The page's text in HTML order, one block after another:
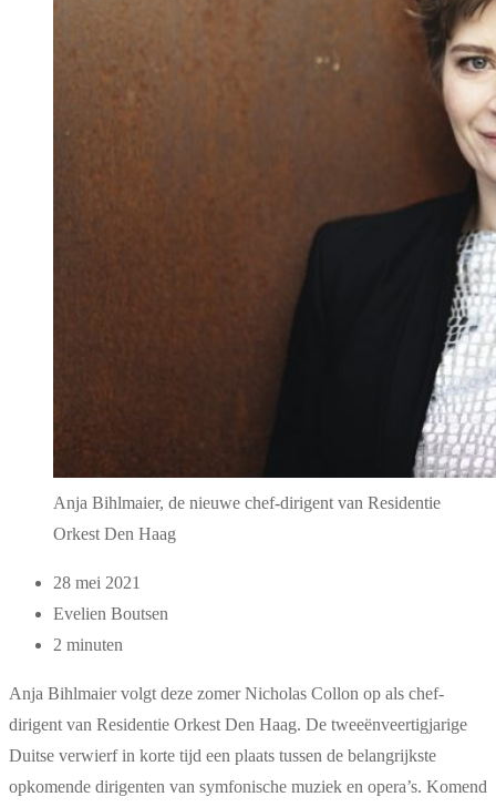
Anja Bihlmaier, de nieuwe chef-dirigent van Residentie
Orkest Den Haag
28 mei 2021
Evelien Boutsen
2 minuten
Anja Bihlmaier volgt deze zomer Nicholas Collon op als chef-
dirigent van Residentie Orkest Den Haag. De tweeënveertigjarige
Duitse verwierf in korte tijd een plaats tussen de belangrijkste
opkomende dirigenten van symfonische muziek en opera’s. Komend